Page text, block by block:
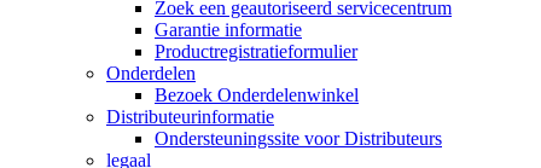
Zoek een geautoriseerd servicecentrum
Garantie informatie
Productregistratieformulier
Onderdelen
Bezoek Onderdelenwinkel
Distributeurinformatie
Ondersteuningssite voor Distributeurs
legaal